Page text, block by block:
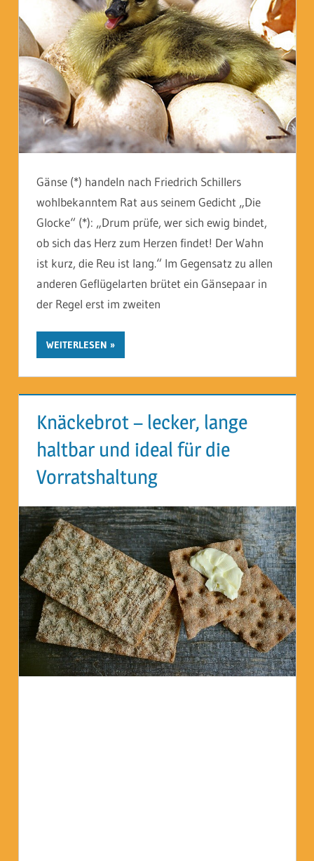
Gänse (*) handeln nach Friedrich Schillers
wohlbekanntem Rat aus seinem Gedicht „Die
Glocke“ (*): „Drum prüfe, wer sich ewig bindet,
ob sich das Herz zum Herzen findet! Der Wahn
ist kurz, die Reu ist lang.“ Im Gegensatz zu allen
anderen Geflügelarten brütet ein Gänsepaar in
der Regel erst im zweiten
WEITERLESEN
Knäckebrot – lecker, lange
haltbar und ideal für die
Vorratshaltung